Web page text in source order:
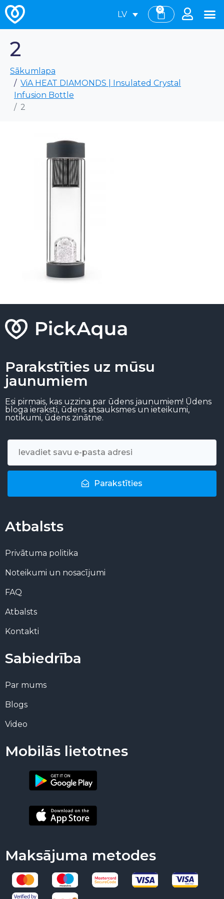
LV
0
2
Sākumlapa
ViA HEAT DIAMONDS | Insulated Crystal
Infusion Bottle
2
Parakstīties uz mūsu
jaunumiem
Esi pirmais, kas uzzina par ūdens jaunumiem! Ūdens
bloga ieraksti, ūdens atsauksmes un ieteikumi,
notikumi, ūdens zinātne.
Parakstīties
Atbalsts
Privātuma politika
Noteikumi un nosacījumi
FAQ
Atbalsts
Kontakti
Sabiedrība
Par mums
Blogs
Video
Mobilās lietotnes
Maksājuma metodes